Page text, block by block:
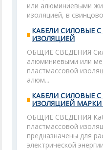
или алюминиевыми
изоляцией, в
КАБЕЛИ СИЛОВЫЕ
ИЗОЛЯЦИЕЙ
ОБЩИЕ СВЕДЕНИЯ
алюминиевыми или
пластмассовой
алюм...
КАБЕЛИ СИЛОВЫЕ
ИЗОЛЯЦИЕЙ МАРКИ
ОБЩИЕ СВЕДЕНИЯ
пластмассовой
предназначены для
электрической